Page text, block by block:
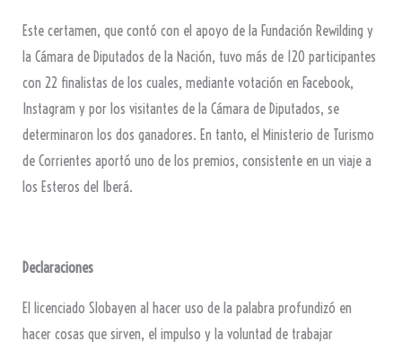
Este certamen, que contó con el apoyo de la Fundación Rewilding y
la Cámara de Diputados de la Nación, tuvo más de 120 participantes
con 22 finalistas de los cuales, mediante votación en Facebook,
Instagram y por los visitantes de la Cámara de Diputados, se
determinaron los dos ganadores. En tanto, el Ministerio de Turismo
de Corrientes aportó uno de los premios, consistente en un viaje a
los Esteros del Iberá.
Declaraciones
El licenciado Slobayen al hacer uso de la palabra profundizó en
hacer cosas que sirven, el impulso y la voluntad de trabajar